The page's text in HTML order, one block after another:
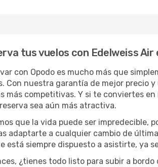
tus vuelos con Edelweiss Air
con Opodo es mucho más que
Con nuestra garantía de mejor precio
más competitivas. Y si te conviertes
sea aún más atractiva.
que la vida puede ser impredecible,
adaptarte a cualquier cambio de
está siempre dispuesto a asistirte, ya
¿tienes todo listo para subir a